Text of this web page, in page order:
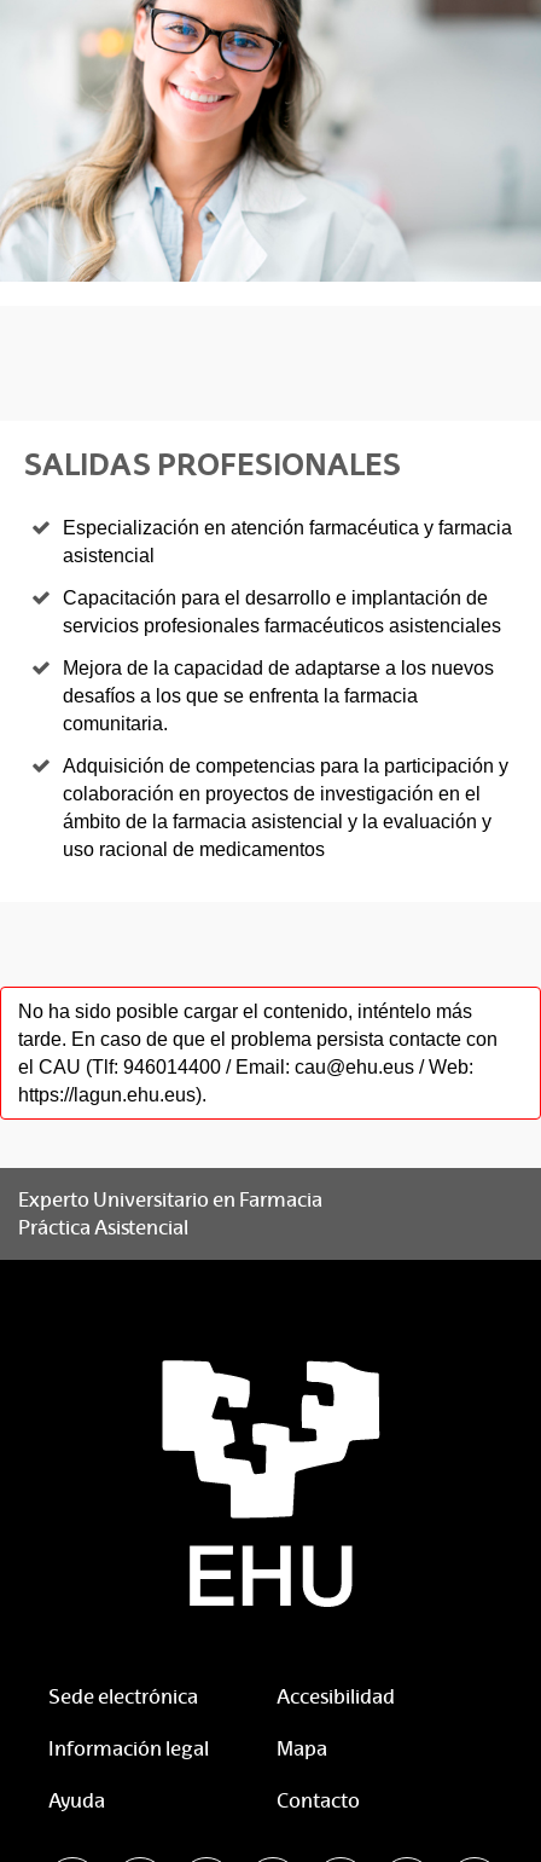
SALIDAS PROFESIONALES
Especialización en atención farmacéutica y farmacia
asistencial
Capacitación para el desarrollo e implantación de
servicios profesionales farmacéuticos asistenciales
Mejora de la capacidad de adaptarse a los nuevos
desafíos a los que se enfrenta la farmacia
comunitaria.
Adquisición de competencias para la participación y
colaboración en proyectos de investigación en el
ámbito de la farmacia asistencial y la evaluación y
uso racional de medicamentos
No ha sido posible cargar el contenido, inténtelo más
tarde. En caso de que el problema persista contacte con
el CAU (Tlf: 946014400 / Email: cau@ehu.eus / Web:
https://lagun.ehu.eus).
Experto Universitario en Farmacia
Práctica Asistencial
Sede electrónica Accesibilidad
Información legal Mapa
Ayuda Contacto